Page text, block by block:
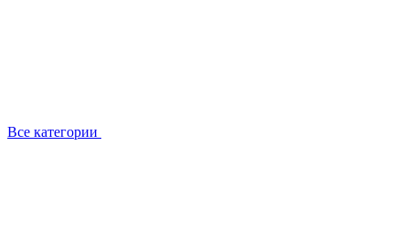
Все категории